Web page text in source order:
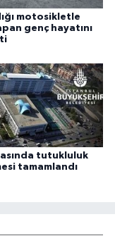
motosikletle
genç hayatını
tutukluluk
tamamlandı